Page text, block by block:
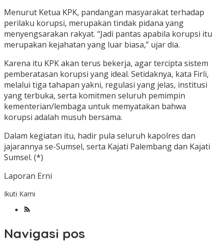
Menurut Ketua KPK, pandangan masyarakat terhadap
perilaku korupsi, merupakan tindak pidana yang
menyengsarakan rakyat. “Jadi pantas apabila korupsi itu
merupakan kejahatan yang luar biasa,” ujar dia.
Karena itu KPK akan terus bekerja, agar tercipta sistem
pemberatasan korupsi yang ideal. Setidaknya, kata Firli,
melalui tiga tahapan yakni, regulasi yang jelas, institusi
yang terbuka, serta komitmen seluruh pemimpin
kementerian/lembaga untuk memyatakan bahwa
korupsi adalah musuh bersama.
Dalam kegiatan itu, hadir pula seluruh kapolres dan
jajarannya se-Sumsel, serta Kajati Palembang dan Kajati
Sumsel. (*)
Laporan Erni
Ikuti Kami
Navigasi pos